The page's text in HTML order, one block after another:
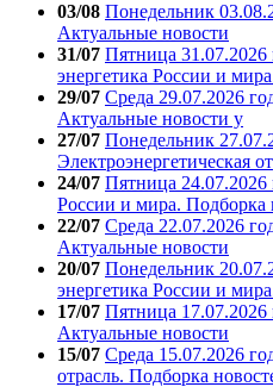
03/08 Понедельник
Актуальные новости
31/07 Пятница 31.07.2026
энергетика России и
29/07 Среда 29.07.2026
Актуальные новости у
27/07 Понедельник
Электроэнергетическая
24/07 Пятница 24.07.2026
России и мира. Подборка
22/07 Среда 22.07.2026
Актуальные новости
20/07 Понедельник
энергетика России и
17/07 Пятница 17.07.2026
Актуальные новости
15/07 Среда 15.07.2026
отрасль. Подборка